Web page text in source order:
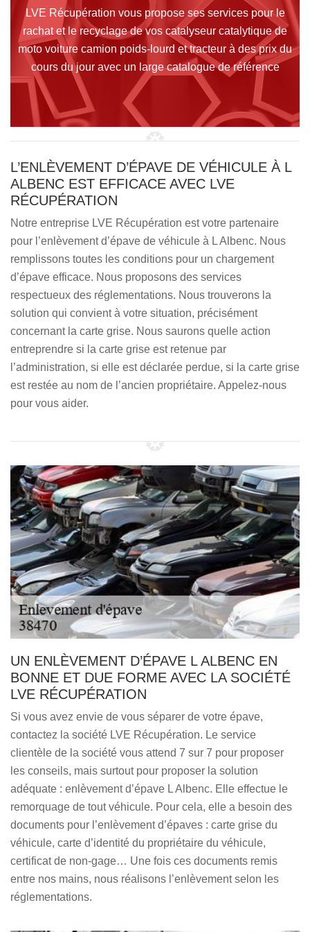
LVE Récupération vous propose ses services pour le
rachat et le recyclage de vos catalyseur catalytique de
moto voiture camion poids-lourd et tracteur à des prix du
cours du jour avec un large catalogue de référence
L’ENLÈVEMENT D’ÉPAVE DE VÉHICULE À L
ALBENC EST EFFICACE AVEC LVE
RÉCUPÉRATION
Notre entreprise LVE Récupération est votre partenaire
pour l’enlèvement d’épave de véhicule à L Albenc. Nous
remplissons toutes les conditions pour un chargement
d’épave efficace. Nous proposons des services
respectueux des réglementations. Nous trouverons la
solution qui convient à votre situation, précisément
concernant la carte grise. Nous saurons quelle action
entreprendre si la carte grise est retenue par
l’administration, si elle est déclarée perdue, si la carte grise
est restée au nom de l’ancien propriétaire. Appelez-nous
pour vous aider.
UN ENLÈVEMENT D’ÉPAVE L ALBENC EN
BONNE ET DUE FORME AVEC LA SOCIÉTÉ
LVE RÉCUPÉRATION
Si vous avez envie de vous séparer de votre épave,
contactez la société LVE Récupération. Le service
clientèle de la société vous attend 7 sur 7 pour proposer
les conseils, mais surtout pour proposer la solution
adéquate : enlèvement d’épave L Albenc. Elle effectue le
remorquage de tout véhicule. Pour cela, elle a besoin des
documents pour l’enlèvement d’épaves : carte grise du
véhicule, carte d’identité du propriétaire du véhicule,
certificat de non-gage… Une fois ces documents remis
entre nos mains, nous réalisons l’enlèvement selon les
réglementations.